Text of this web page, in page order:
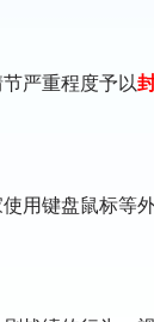
严重程度予以
用键盘鼠标等